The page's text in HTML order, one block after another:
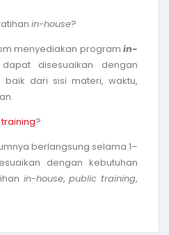
in-house?
menyediakan program in-
disesuaikan dengan
baik dari sisi materi, waktu,
training?
berlangsung selama 1–
dengan kebutuhan
in-house, public training,